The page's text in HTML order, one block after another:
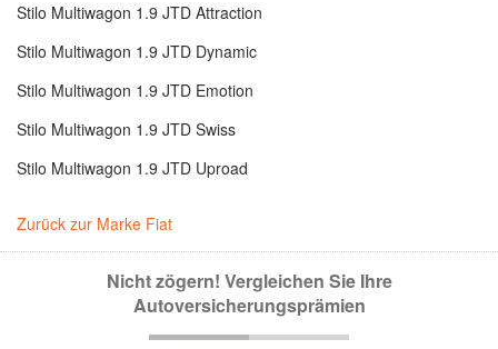
Stilo Multiwagon 1.9 JTD Attraction
Stilo Multiwagon 1.9 JTD Dynamic
Stilo Multiwagon 1.9 JTD Emotion
Stilo Multiwagon 1.9 JTD Swiss
Stilo Multiwagon 1.9 JTD Uproad
Zurück zur Marke Fiat
Nicht zögern! Vergleichen Sie Ihre
Autoversicherungsprämien